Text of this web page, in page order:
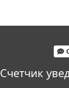
Счетчик